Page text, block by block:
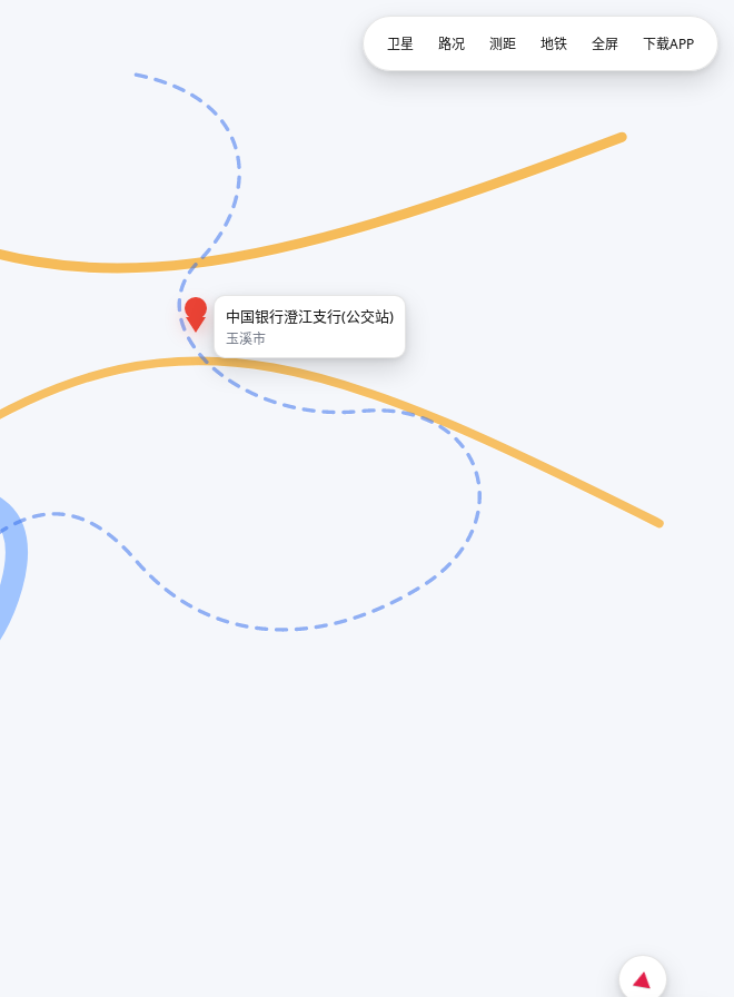
中国银行澄江支行(公交站)
玉溪市
卫星 路况 测距 地铁 全屏 下载APP